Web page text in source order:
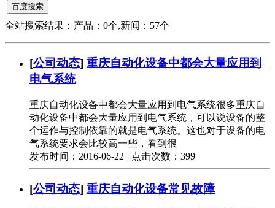
全站搜索结果：产品：0个,新闻：57个
[公司动态] 重庆自动化设备中都会大量应用到
电气系统
重庆自动化设备中都会大量应用到电气系统很多重庆自
动化设备中都会大量应用到电气系统，可以说设备的整
个运作与控制依靠的就是电气系统。这也对于设备的电
气系统要求会比较高一些，看到很
发布时间：2016-06-22 点击次数：399
[公司动态] 重庆自动化设备常见故障